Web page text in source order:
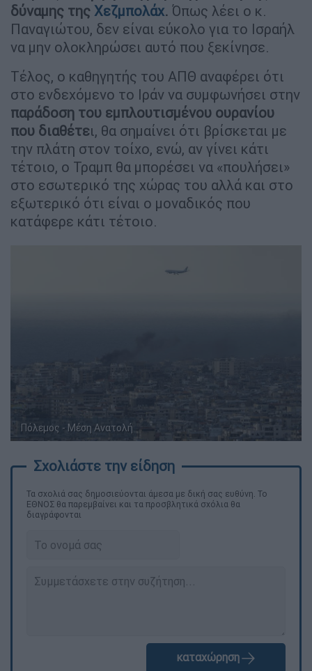
δύναμης της Χεζμπολάχ. Όπως λέει ο κ.
Παναγιώτου, δεν είναι εύκολο για το Ισραήλ
να μην ολοκληρώσει αυτό που ξεκίνησε.
Τέλος, ο καθηγητής του ΑΠΘ αναφέρει ότι
στο ενδεχόμενο το Ιράν να συμφωνήσει στην
παράδοση του εμπλουτισμένου ουρανίου
που διαθέτει, θα σημαίνει ότι βρίσκεται με
την πλάτη στον τοίχο, ενώ, αν γίνει κάτι
τέτοιο, ο Τραμπ θα μπορέσει να «πουλήσει»
στο εσωτερικό της χώρας του αλλά και στο
εξωτερικό ότι είναι ο μοναδικός που
κατάφερε κάτι τέτοιο.
Πόλεμος - Μέση Ανατολή
Τα σχολιά σας δημοσιεύονται άμεσα με δική σας ευθύνη. Το
ΕΘΝΟΣ θα παρεμβαίνει και τα προσβλητικά σχόλια θα
διαγράφονται
καταχώρηση